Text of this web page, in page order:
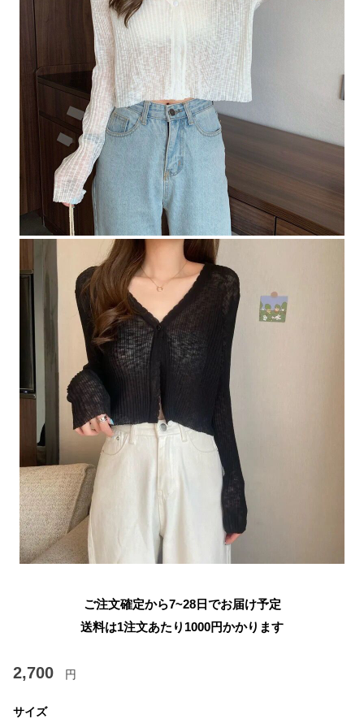
ご注文確定から7~28日でお届け予定
送料は1注文あたり 1000円かかります
2,700 円
サイズ